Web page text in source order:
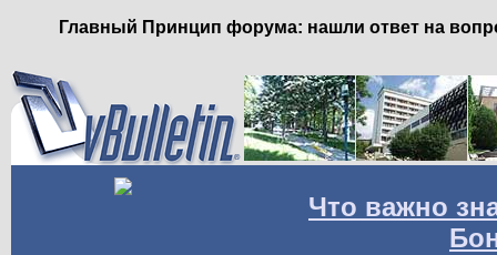
Главный Принцип форума: нашли ответ на
Что важно